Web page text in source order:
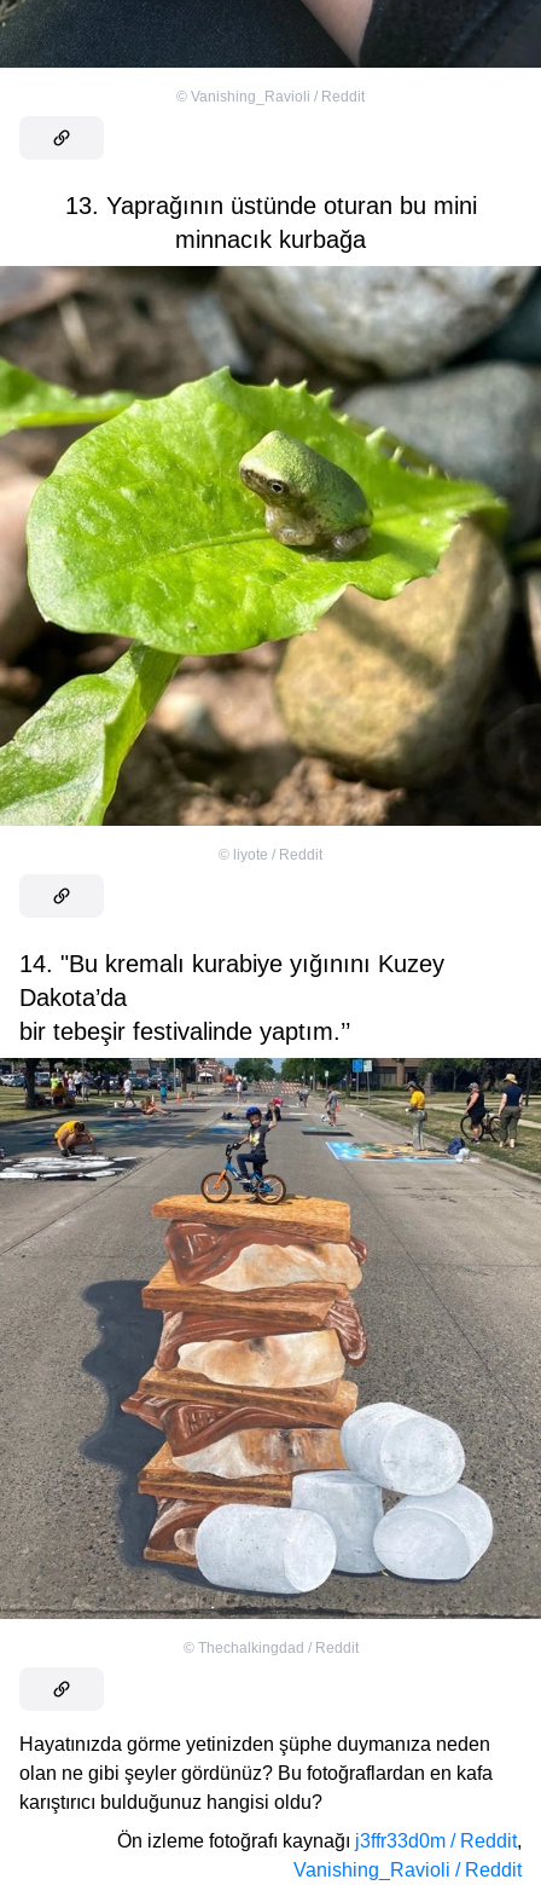
© Vanishing_Ravioli / Reddit
13. Yaprağının üstünde oturan bu mini
minnacık kurbağa
© liyote / Reddit
14. "Bu kremalı kurabiye yığınını Kuzey
Dakota’da
bir tebeşir festivalinde yaptım.’’
© Thechalkingdad / Reddit
Hayatınızda görme yetinizden şüphe duymanıza neden
olan ne gibi şeyler gördünüz? Bu fotoğraflardan en kafa
karıştırıcı bulduğunuz hangisi oldu?
Ön izleme fotoğrafı kaynağı j3ffr33d0m / Reddit,
Vanishing_Ravioli / Reddit